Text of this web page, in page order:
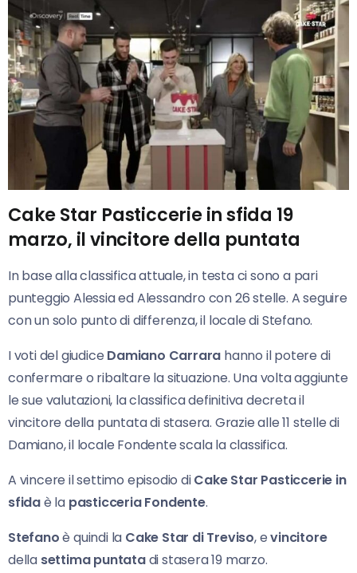
Cake Star Pasticcerie in sfida 19
marzo, il vincitore della puntata
In base alla classifica attuale, in testa ci sono a pari
punteggio Alessia ed Alessandro con 26 stelle. A seguire
con un solo punto di differenza, il locale di Stefano.
I voti del giudice Damiano Carrara hanno il potere di
confermare o ribaltare la situazione. Una volta aggiunte
le sue valutazioni, la classifica definitiva decreta il
vincitore della puntata di stasera. Grazie alle 11 stelle di
Damiano, il locale Fondente scala la classifica.
A vincere il settimo episodio diCake Star Pasticcerie in
sfidaè la pasticceria Fondente.
Stefanoè quindi la Cake Star di Treviso, evincitore
della settima puntatadi stasera 19 marzo.